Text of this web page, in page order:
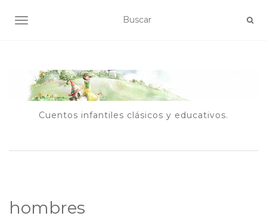
ALTERNAR NAVEGACIÓN
Cuentos infantiles clásicos y educativos.
hombres